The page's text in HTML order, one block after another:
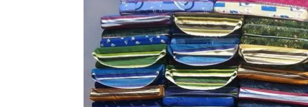
Schraubendreher-Set
Sägekettenschärfgerät
Geschirrspüler 45 cm